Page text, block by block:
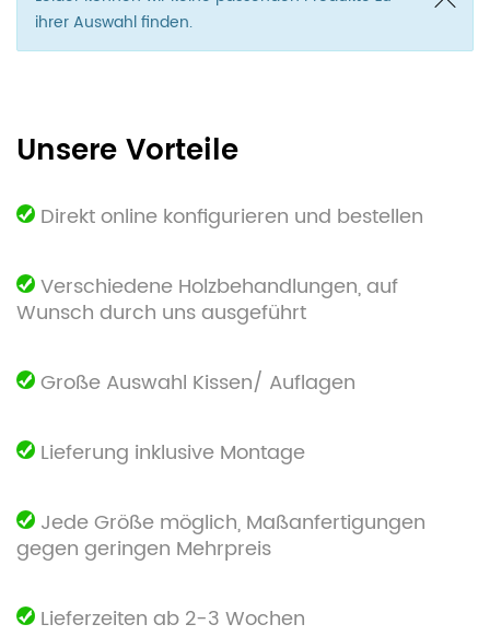
ihrer Auswahl finden.
Unsere Vorteile
Direkt online konfigurieren und bestellen
Verschiedene Holzbehandlungen, auf
Wunsch durch uns ausgeführt
Große Auswahl Kissen/ Auflagen
Lieferung inklusive Montage
Jede Größe möglich, Maßanfertigungen
gegen geringen Mehrpreis
Lieferzeiten ab 2-3 Wochen